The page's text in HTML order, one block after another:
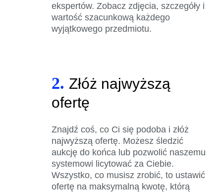
ekspertów. Zobacz zdjęcia, szczegóły i
wartość szacunkową każdego
wyjątkowego przedmiotu.
2. Złóż najwyższą
ofertę
Znajdź coś, co Ci się podoba i złóż
najwyższą ofertę. Możesz śledzić
aukcję do końca lub pozwolić naszemu
systemowi licytować za Ciebie.
Wszystko, co musisz zrobić, to ustawić
ofertę na maksymalną kwotę, którą